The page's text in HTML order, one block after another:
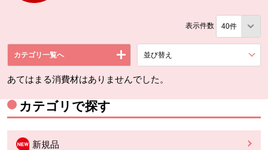
表示件数
カテゴリ一覧へ 並び替え
あてはまる消費材はありませんでした。
カテゴリで探す
新規品